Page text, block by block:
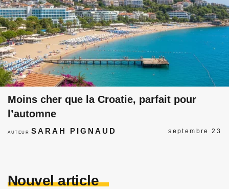
Moins cher que la Croatie, parfait pour
l’automne
AUTEURSARAH PIGNAUD septembre 23
Nouvel article